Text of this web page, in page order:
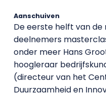
Aanschuiven
De eerste helft van de
deelnemers
onder meer Hans
hoogleraar
(directeur van het
Duurzaamheid en